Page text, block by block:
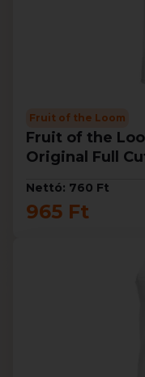
Fruit of the Loom
Fruit of the
Original Full
Nettó: 760 Ft
965 Ft